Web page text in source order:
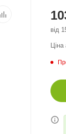
від
Ціна